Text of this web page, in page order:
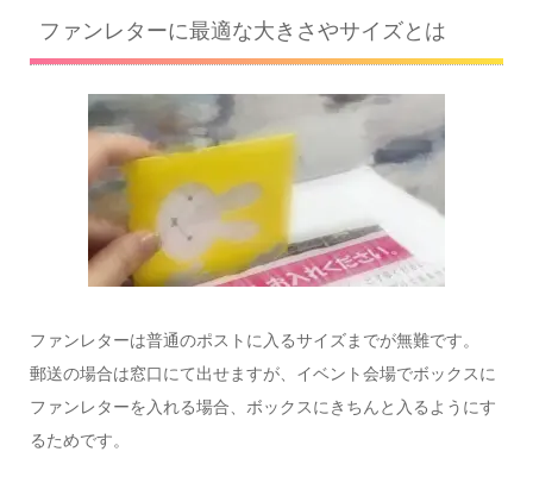
ファンレターに最適な大きさやサイズとは
ファンレターは普通のポストに入るサイズまでが無難です。
郵送の場合は窓口にて出せますが、イベント会場でボックスに
ファンレターを入れる場合、ボックスにきちんと入るようにす
るためです。